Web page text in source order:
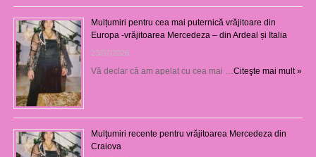
Mulțumiri pentru cea mai puternică vrăjitoare din
Europa -vrăjitoarea Mercedeza – din Ardeal și Italia
23/07/2026
Vă declar că am apelat cu cea mai … Citeşte mai mult »
Mulţumiri recente pentru vrăjitoarea Mercedeza din
Craiova